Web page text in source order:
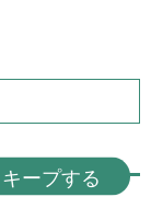
キープする